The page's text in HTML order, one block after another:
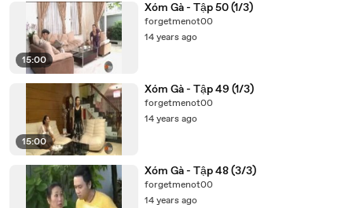
15:00
Xóm Gà - Tập 50 (1/3)
forgetmenot00
14 years ago
15:00
Xóm Gà - Tập 49 (1/3)
forgetmenot00
14 years ago
Xóm Gà - Tập 48 (3/3)
forgetmenot00
14 years ago